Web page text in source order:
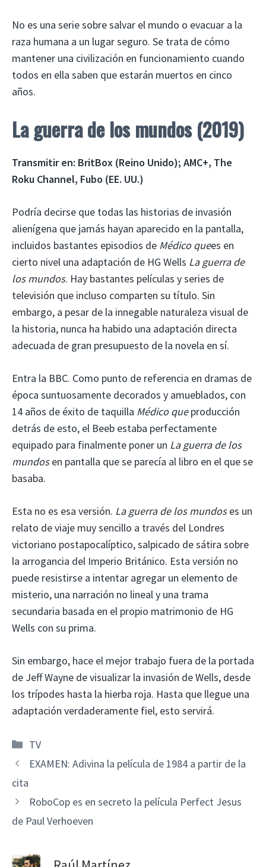
No es una serie sobre salvar el mundo o evacuar a la
raza humana a un lugar seguro. Se trata de cómo
mantener una civilización en funcionamiento cuando
todos en ella saben que estarán muertos en cinco
años.
La guerra de los mundos (2019)
Transmitir en: BritBox (Reino Unido); AMC+, The
Roku Channel, Fubo (EE. UU.)
Podría decirse que todas las historias de invasión
alienígena que jamás hayan aparecido en la pantalla,
incluidos bastantes episodios de Médico quees en
cierto nivel una adaptación de HG Wells La guerra de
los mundos. Hay bastantes películas y series de
televisión que incluso comparten su título. Sin
embargo, a pesar de la innegable naturaleza visual de
la historia, nunca ha habido una adaptación directa
adecuada de gran presupuesto de la novela en sí.
Entra la BBC. Como punto de referencia en dramas de
época suntuosamente decorados y amueblados, con
14 años de éxito de taquilla Médico queproducción
detrás de esto, el Beeb estaba perfectamente
equipado para finalmente poner un La guerra de los
mundosen pantalla que se parecía al libro en el que se
basaba.
Esta no es esa versión. La guerra de los mundoses un
relato de viaje muy sencillo a través del Londres
victoriano postapocalíptico, salpicado de sátira sobre
la arrogancia del Imperio Británico. Esta versión no
puede resistirse a intentar agregar un elemento de
misterio, una narración no lineal y una trama
secundaria basada en el propio matrimonio de HG
Wells con su prima.
Sin embargo, hace el mejor trabajo fuera de la portada
de Jeff Wayne de visualizar la invasión de Wells, desde
los trípodes hasta la hierba roja. Hasta que llegue una
adaptación verdaderamente fiel, esto servirá.
Categorías
TV
EXAMEN: Adivina la película de 1984 a partir de la
cita
RoboCop es en secreto la película Perfect Jesus
de Paul Verhoeven